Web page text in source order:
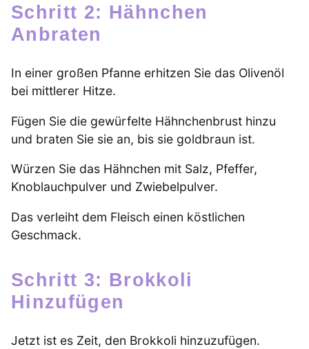
Schritt 2: Hähnchen
Anbraten
In einer großen Pfanne erhitzen Sie das Olivenöl
bei mittlerer Hitze.
Fügen Sie die gewürfelte Hähnchenbrust hinzu
und braten Sie sie an, bis sie goldbraun ist.
Würzen Sie das Hähnchen mit Salz, Pfeffer,
Knoblauchpulver und Zwiebelpulver.
Das verleiht dem Fleisch einen köstlichen
Geschmack.
Schritt 3: Brokkoli
Hinzufügen
Jetzt ist es Zeit, den Brokkoli hinzuzufügen.